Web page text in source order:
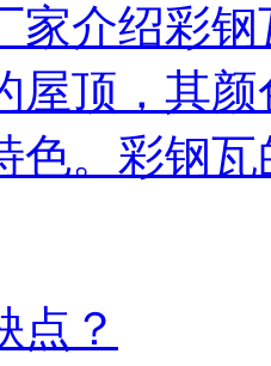
家介绍彩
屋顶，其
色。彩钢
点？